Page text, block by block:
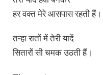
हर वक्त मेरे आसपास रहती हैं।
तन्हा रातों में तेरी यादें
सितारों सी चमक उठती हैं।